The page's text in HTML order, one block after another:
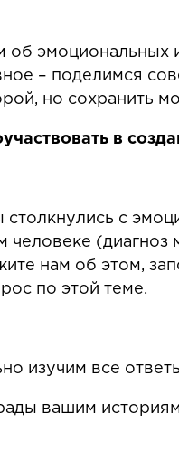
эмоциональных
– поделимся
но сохранить
в
столкнулись с
человеке
нам об этом,
по этой теме.
изучим все
вашим